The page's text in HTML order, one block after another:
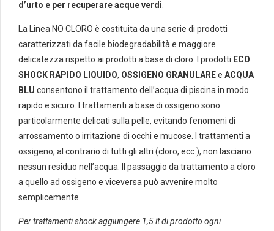
d’urto e per recuperare acque verdi.
La Linea NO CLORO è costituita da una serie di prodotti
caratterizzati da facile biodegradabilità e maggiore
delicatezza rispetto ai prodotti a base di cloro. I prodotti ECO
SHOCK RAPIDO LIQUIDO, OSSIGENO GRANULAREe ACQUA
BLU consentono il trattamento dell’acqua di piscina in modo
rapido e sicuro. I trattamenti a base di ossigeno sono
particolarmente delicati sulla pelle, evitando fenomeni di
arrossamento o irritazione di occhi e mucose. I trattamenti a
ossigeno, al contrario di tutti gli altri (cloro, ecc.), non lasciano
nessun residuo nell’acqua. Il passaggio da trattamento a cloro
a quello ad ossigeno e viceversa può avvenire molto
semplicemente
Per trattamenti shock aggiungere 1,5 lt di prodotto ogni